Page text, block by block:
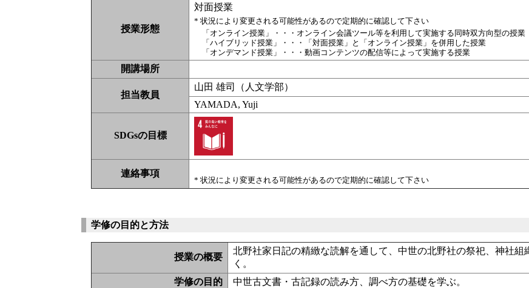
授業形態
対面授業
* 状況により変更される可能性があるので定期的に確認して下さい
「オンライン授業」・・・オンライン会議ツール等を利用して実施する同時双方向型の授業
「ハイブリッド授業」・・・「対面授業」と「オンライン授業」を併用した授業
「オンデマンド授業」・・・動画コンテンツの配信等によって実施する授業
開講場所
担当教員
山田 雄司（人文学部）
YAMADA, Yuji
SDGsの目標
連絡事項
* 状況により変更される可能性があるので定期的に確認して下さい
学修の目的と方法
授業の概要
北野社家日記の精緻な読解を通して、中世の北野社の祭祀、神社
く。
学修の目的
中世古文書・古記録の読み方、調べ方の基礎を学ぶ。